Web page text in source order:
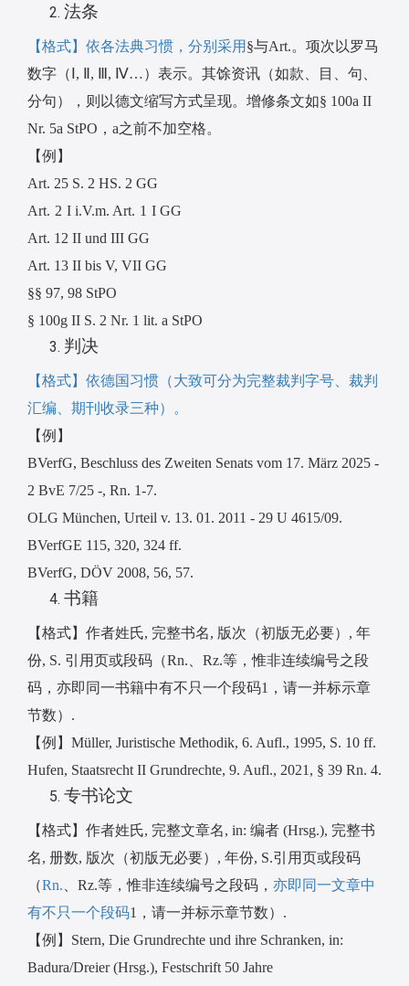
法条
【格式】依各法典习惯，分别采用 §与Art.。项次以罗马
数字（ Ⅰ, Ⅱ, Ⅲ, Ⅳ…）表示。其馀资讯（如款、目、句、
分句），则以德文缩写方式呈现。增修条文如§ 100a II
Nr. 5a StPO ， a之前不加空格。
【例】
Art. 25 S. 2 HS. 2 GG
Art. 2 I i.V.m. Art. 1 I GG
Art. 12 II und III GG
Art. 13 II bis V, VII GG
§§ 97, 98 StPO
§ 100g II S. 2 Nr. 1 lit. a StPO
判决
【格式】依德国习惯（大致可分为完整裁判字号、裁判
汇编、期刊收录三种）。
【例】
BVerfG, Beschluss des Zweiten Senats vom 17. März 2025 -
2 BvE 7/25 -, Rn. 1-7.
OLG München, Urteil v. 13. 01. 2011 - 29 U 4615/09.
BVerfGE 115, 320, 324 ff.
BVerfG, DÖV 2008, 56, 57.
书籍
【格式】作者姓氏, 完整书名, 版次（初版无必要） , 年
份, S. 引用页或段码（Rn. Rz.等，惟非连续编号之段
码，亦即同一书籍中有不只一个段码1 ，请一并标示章
节数） .
【例】 Müller, Juristische Methodik, 6. Aufl., 1995, S. 10 ff.
Hufen, Staatsrecht II Grundrechte, 9. Aufl., 2021, § 39 Rn. 4.
专书论文
【格式】作者姓氏, 完整文章名, in: 编者 (Hrsg.), 完整书
名, 册数, 版次（初版无必要） , 年份, S.引用页或段码
（Rn. Rz.等 ，惟非连续编号之段码， 亦即同一文章中
有不只一个段码1 ，请一并标示章节数） .
【例】 Stern, Die Grundrechte und ihre Schranken, in:
Badura/Dreier (Hrsg.), Festschrift 50 Jahre